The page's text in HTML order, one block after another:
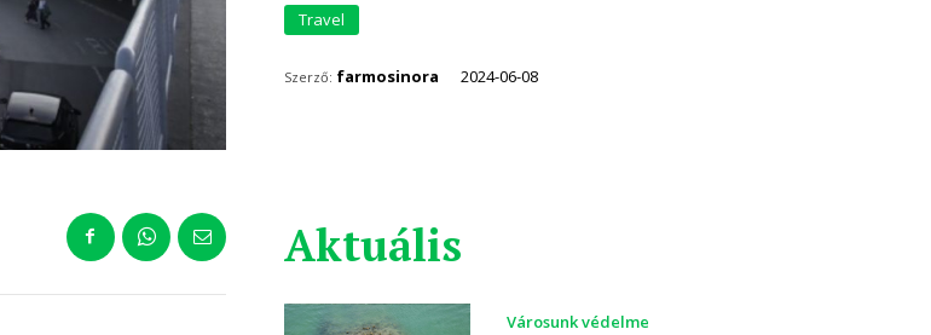
Travel
Szerző: farmosinora 2024-06-08
Aktuális
Városunk védelme